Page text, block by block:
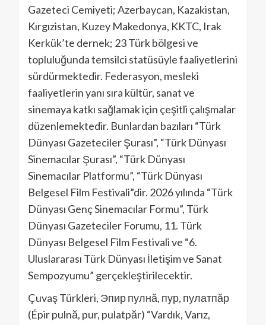
Gazeteci Cemiyeti; Azerbaycan, Kazakistan,
Kırgızistan, Kuzey Makedonya, KKTC, Irak
Kerkük’te dernek; 23 Türk bölgesi ve
topluluğunda temsilci statüsüyle faaliyetlerini
sürdürmektedir. Federasyon, mesleki
faaliyetlerin yanı sıra kültür, sanat ve
sinemaya katkı sağlamak için çeşitli çalışmalar
düzenlemektedir. Bunlardan bazıları “Türk
Dünyası Gazeteciler Şurası”, “Türk Dünyası
Sinemacılar Şurası”, “Türk Dünyası
Sinemacılar Platformu”, “Türk Dünyası
Belgesel Film Festivali”dir. 2026 yılında “Türk
Dünyası Genç Sinemacılar Formu”, Türk
Dünyası Gazeteciler Forumu, 11. Türk
Dünyası Belgesel Film Festivali ve “6.
Uluslararası Türk Dünyası İletişim ve Sanat
Sempozyumu” gerçekleştirilecektir.
Çuvaş Türkleri, Эпир пулнӑ, пур, пулатпӑр
(Épir pulnă, pur, pulatpăr) “Vardık, Varız,